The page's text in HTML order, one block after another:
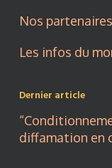
Nos partenaires
Les infos du
Dernier article
diffamation en